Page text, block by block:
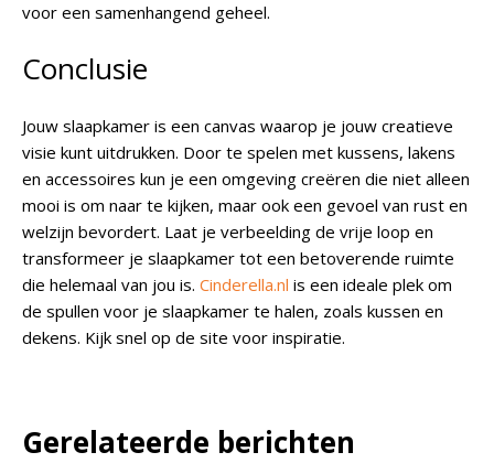
voor een samenhangend geheel.
Conclusie
Jouw slaapkamer is een canvas waarop je jouw creatieve
visie kunt uitdrukken. Door te spelen met kussens, lakens
en accessoires kun je een omgeving creëren die niet alleen
mooi is om naar te kijken, maar ook een gevoel van rust en
welzijn bevordert. Laat je verbeelding de vrije loop en
transformeer je slaapkamer tot een betoverende ruimte
die helemaal van jou is. Cinderella.nl is een ideale plek om
de spullen voor je slaapkamer te halen, zoals kussen en
dekens. Kijk snel op de site voor inspiratie.
Gerelateerde berichten